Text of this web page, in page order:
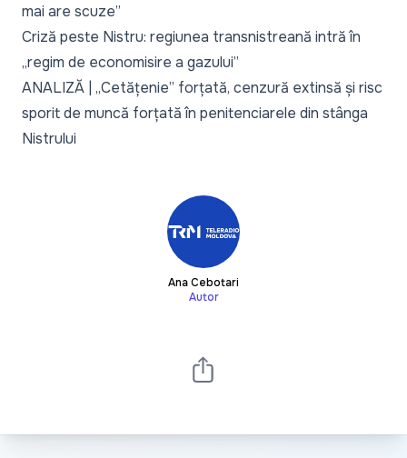
mai are scuze”
Criză peste Nistru: regiunea transnistreană intră în
„regim de economisire a gazului”
ANALIZĂ | „Cetățenie” forțată, cenzură extinsă și risc
sporit de muncă forțată în penitenciarele din stânga
Nistrului
Ana Cebotari
Autor